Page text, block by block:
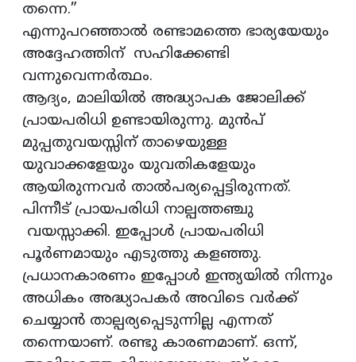
തന്നെ.”
എന്നുപറഞ്ഞാല്‍ രണ്ടാമത്തെ ഭാര്യയേയും
അദ്ദേഹത്തിന് സഹിക്കേണ്ടി
വന്നുവെന്നര്‍ത്ഥം.
ആദ്യം, മാലിയില്‍ അദ്ധ്യാപക ജോലിക്ക്
പ്രായപരിധി ഉണ്ടായിരുന്നു. മുൻപ്
മുപ്പതുവയസ്സിന് താഴെയുള്ള
യുവാക്കളേയും യുവതികളേയും
ആയിരുന്നവർ താൽപര്യപ്പെട്ടിരുന്നത്.
പിന്നീട് പ്രായപരിധി നാല്പത്തഞ്ചു
വയസ്സാക്കി. ഇപ്പോൾ പ്രായപരിധി
പൂർണമായും എടുത്തു കളഞ്ഞു.
പ്രധാനകാരണം ഇപ്പോൾ ഇന്ത്യയിൽ നിന്നും
അധികം അദ്ധ്യാപകർ അവിടെ വർക്ക്
ചെയ്യാൻ താല്പര്യപ്പെടുന്നില്ല എന്നത്
തന്നെയാണ്. രണ്ടു കാരണമാണ്. ഒന്ന്,